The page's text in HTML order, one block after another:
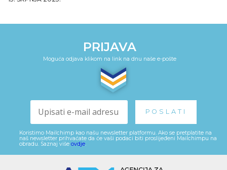
PRIJAVA
Moguća odjava klikom na link na dnu naše e-pošte
Koristimo Mailchimp kao našu newsletter platformu. Ako se pretplatite na
naš newsletter prihvaćate da će vaši podaci biti proslijeđeni Mailchimpu na
obradu. Saznaj više ovdje